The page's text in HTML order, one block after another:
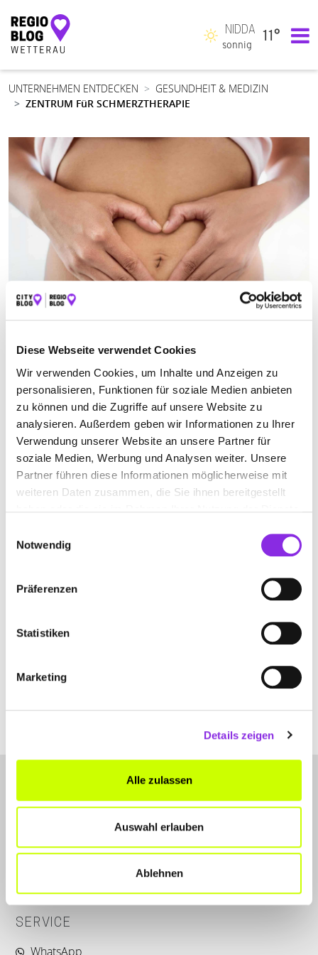
Diese Webseite verwendet Cookies
Wir verwenden Cookies, um Inhalte und Anzeigen zu
personalisieren, Funktionen für soziale Medien anbieten
zu können und die Zugriffe auf unsere Website zu
analysieren. Außerdem geben wir Informationen zu Ihrer
Verwendung unserer Website an unsere Partner für
soziale Medien, Werbung und Analysen weiter. Unsere
Partner führen diese Informationen möglicherweise mit
weiteren Daten zusammen, die Sie ihnen bereitgestellt
Notwendig
Präferenzen
Statistiken
Marketing
Details zeigen
Alle zulassen
Auswahl erlauben
Ablehnen
Hauptnavigation
NIDDA
sonnig
11°
UNTERNEHMEN ENTDECKEN
GESUNDHEIT & MEDIZIN
ZENTRUM FüR SCHMERZTHERAPIE
ZENTRUM FÜR SCHMERZTHERAPIE
Suchen nach
Finden
SCHMERZTHERAPIE UND
In der Siedlung 1
Kontakt
SERVICE
WhatsApp